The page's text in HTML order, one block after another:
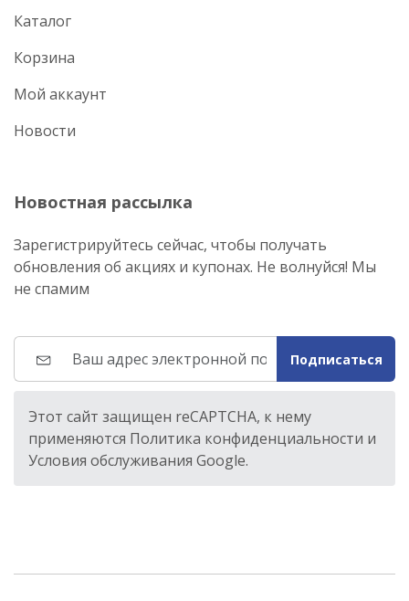
Каталог
Корзина
Мой аккаунт
Новости
Новостная рассылка
Зарегистрируйтесь сейчас, чтобы получать
обновления об акциях и купонах. Не волнуйся! Мы
не спамим
Подписаться
Этот сайт защищен reCAPTCHA, к нему
применяются Политика конфиденциальности и
Условия обслуживания Google.